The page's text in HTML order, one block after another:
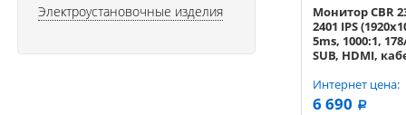
Монитор CBR
2401 IPS
5ms, 1000:1,
SUB, HDMI,
[LCD-ME2401-
Интернет цена:
6 690 a
Электроустановочные изделия